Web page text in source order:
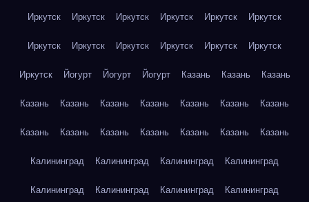
Иркутск Иркутск Иркутск Иркутск Иркутск Иркутск
Иркутск Иркутск Иркутск Иркутск Иркутск Иркутск
Иркутск Йогурт Йогурт Йогурт Казань Казань Казань
Казань Казань Казань Казань Казань Казань Казань
Казань Казань Казань Казань Казань Казань Казань
Калининград Калининград Калининград Калининград
Калининград Калининград Калининград Калининград